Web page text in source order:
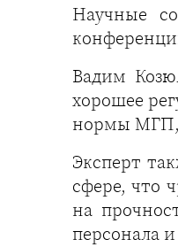
Научные
Вадим
хорошее
нормы МГП,
Эксперт
сфере, что
на
персонала